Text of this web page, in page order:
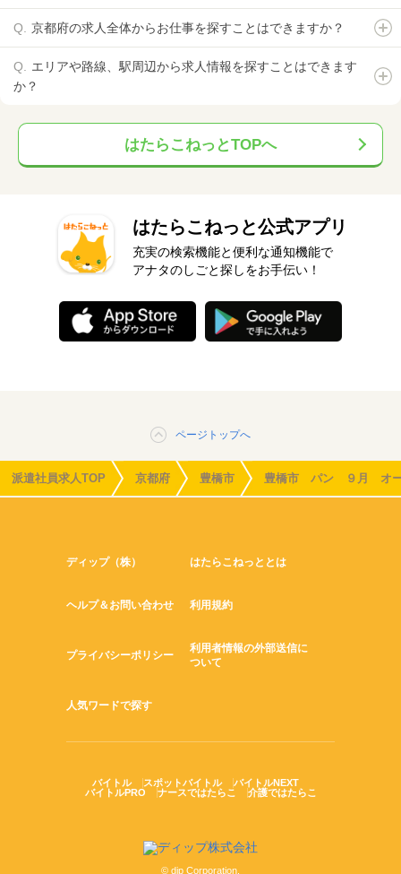
京都府の求人全体からお仕事を探すことはできますか？
エリアや路線、駅周辺から求人情報を探すことはできます
か？
はたらこねっとTOPへ
はたらこねっと公式アプリ
充実の検索機能と便利な通知機能で
アナタのしごと探しをお手伝い！
ページトップへ
派遣社員求人TOP 京都府 豊橋市 豊橋市 パン ９月 オ
ディップ（株） はたらこねっととは
ヘルプ＆お問い合わせ 利用規約
プライバシーポリシー
利用者情報の外部送信に
ついて
人気ワードで探す
バイトル スポットバイトル
バイトルNEXT
バイトルPRO
ナースではたらこ 介護ではたらこ
© dip Corporation.